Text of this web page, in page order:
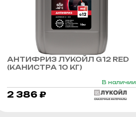
АНТИФРИЗ ЛУКОЙЛ G12 RED
(КАНИСТРА 10 КГ)
В наличии
2 386 ₽